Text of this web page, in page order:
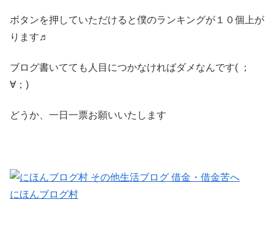
ボタンを押していただけると僕のランキングが１０個上が
ります♬
ブログ書いてても人目につかなければダメなんです( ；
∀；)
どうか、一日一票お願いいたします
にほんブログ村